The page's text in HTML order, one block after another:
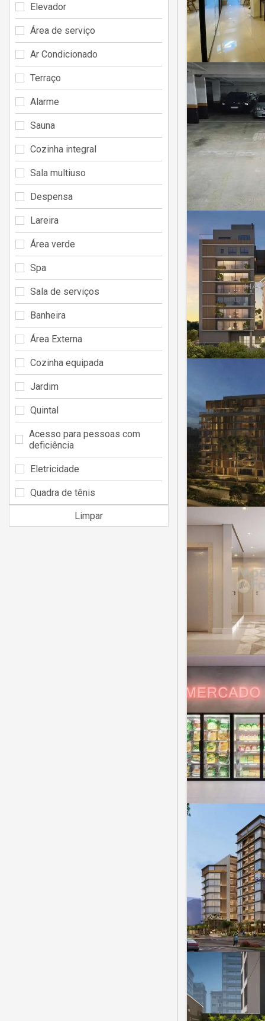
Elevador
Área de serviço
Ar Condicionado
Terraço
Alarme
Sauna
Cozinha integral
Sala multiuso
Despensa
Lareira
Área verde
Spa
Sala de serviços
Banheira
Área Externa
Cozinha equipada
Jardim
Quintal
Acesso para pessoas com
deficiência
Eletricidade
Quadra de tênis
Limpar